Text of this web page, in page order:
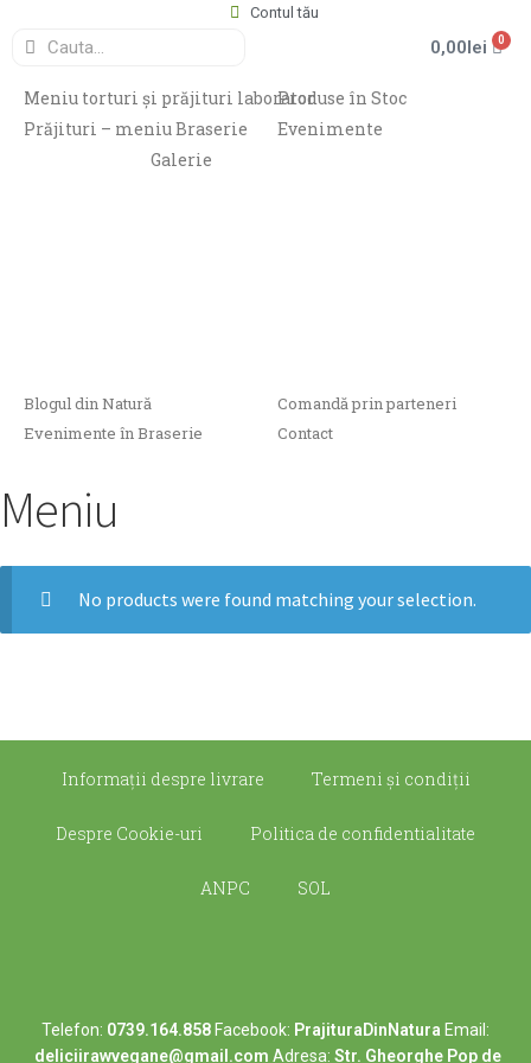
Contul tău
0,00lei 0
Meniu torturi și prăjituri laboratorProduse în Stoc
Prăjituri – meniu Braserie
Evenimente
Galerie
Blogul din Natură
Comandă prin parteneri
Evenimente în Braserie
Contact
Meniu
No products were found matching your selection.
Informații despre livrare Termeni şi condiţii
Despre Cookie-uri Politica de confidentialitate
ANPC SOL
Telefon: 0739.164.858Facebook: PrajituraDinNatura Email:
deliciirawvegane@gmail.com Adresa: Str. Gheorghe Pop de